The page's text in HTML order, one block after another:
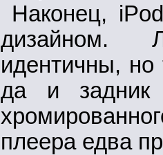
Наконец,
дизайном.
идентичны,
да и
плеера едва